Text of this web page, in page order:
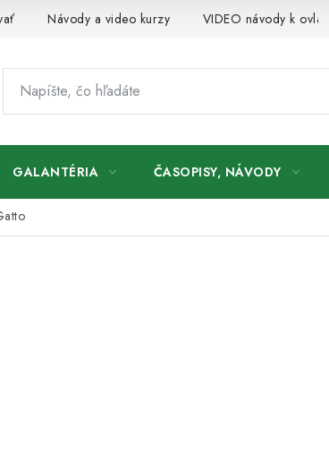
Návody a video kurzy VIDEO návody k
GALANTÉRIA ČASOPISY, NÁVODY